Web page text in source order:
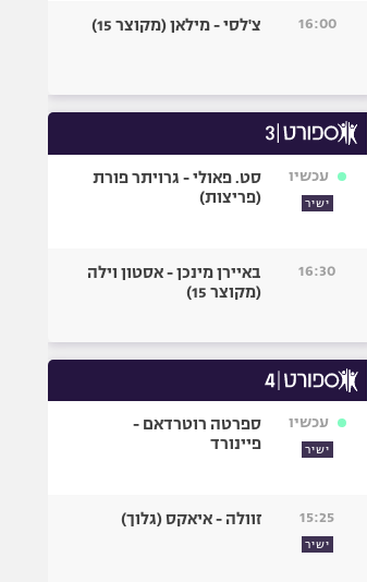
בייסבול MLB
גיימינג E-Sports
16:00 צ'לסי - מילאן (מקוצר 15)
עכשיו
ישיר
סט. פאולי - גרויתר פורת
(פריצות)
16:30
באיירן מינכן - אסטון וילה
(מקוצר 15)
עכשיו
ישיר
ספרטה רוטרדאם -
פיינורד
15:25
ישיר
זוולה - איאקס (גלוך)